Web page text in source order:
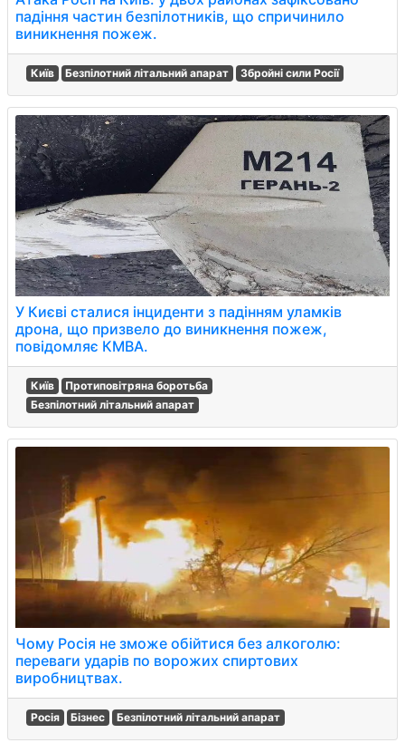
падіння частин безпілотників, що спричинило
виникнення пожеж.
Київ Безпілотний літальний апарат Збройні сили Росії
У Києві сталися інциденти з падінням уламків
дрона, що призвело до виникнення пожеж,
повідомляє КМВА.
Київ
Протиповітряна боротьба
Безпілотний літальний апарат
Чому Росія не зможе обійтися без алкоголю:
переваги ударів по ворожих спиртових
виробництвах.
Росія Бізнес Безпілотний літальний апарат